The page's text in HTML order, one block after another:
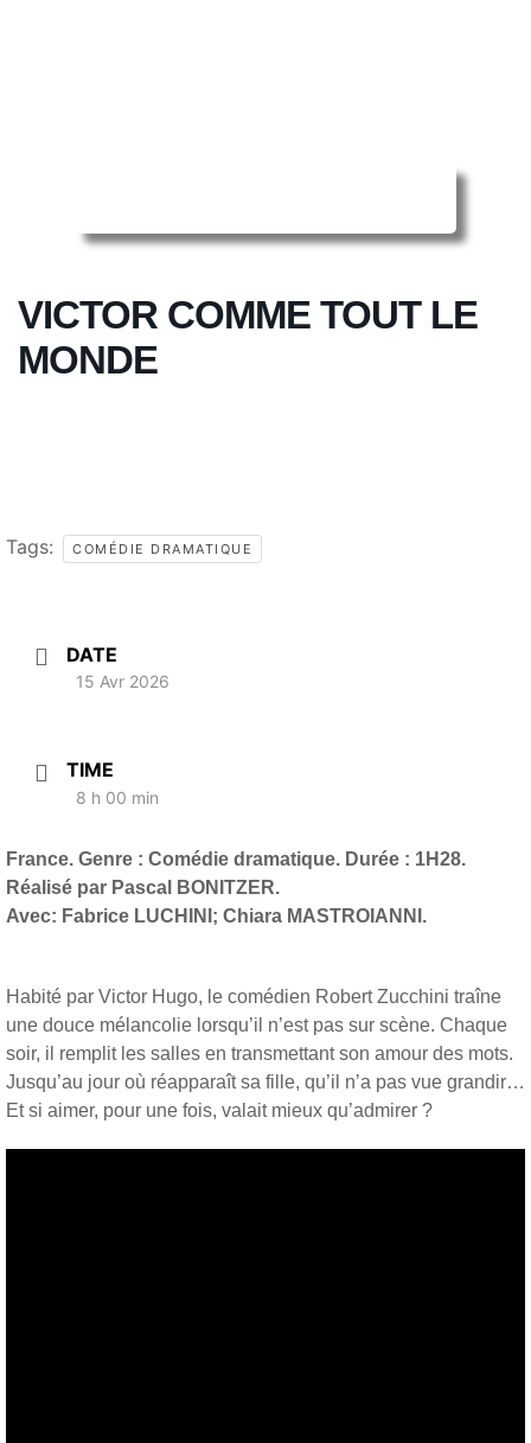
VICTOR COMME TOUT LE
MONDE
Tags: COMÉDIE DRAMATIQUE
DATE
15 Avr 2026
TIME
8 h 00 min
France. Genre : Comédie dramatique. Durée : 1H28.
Réalisé par Pascal BONITZER.
Avec: Fabrice LUCHINI; Chiara MASTROIANNI.
Habité par Victor Hugo, le comédien Robert Zucchini traîne
une douce mélancolie lorsqu’il n’est pas sur scène. Chaque
soir, il remplit les salles en transmettant son amour des mots.
Jusqu’au jour où réapparaît sa fille, qu’il n’a pas vue grandir…
Et si aimer, pour une fois, valait mieux qu’admirer ?